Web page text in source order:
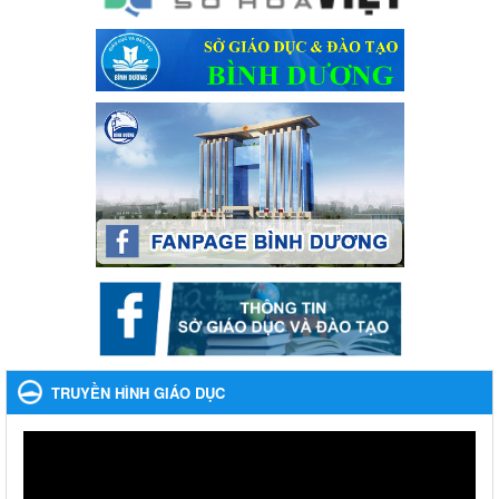
phạm, vi phạm pháp luật liên quan đến hoạt động tổ chức đánh
bạc và đánh bạc
Ngày ban hành: 04/03/2024
Kế hoạch Tổ chức Hội trại truyền thống học sinh thị xã Bến
Cát Lần thứ VIII, năm học 2023-2024
Kế hoạch Tổ chức Hội trại truyền thống học sinh thị xã Bến Cát
Lần thứ VIII, năm học 2023-2024
Ngày ban hành: 28/12/2023
Phối hợp rà soát nhu cầu tiêm vắc xin phòng Covid 19
Phối hợp rà soát nhu cầu tiêm vắc xin phòng Covid 19
Ngày ban hành: 22/11/2023
Phát động, triển khai Cuộc thi " An toàn giao thông cho nụ
cười ngày mai" dành cho học sinh và giáo viên trung học
năm học 2023-2024
Phát động, triển khai Cuộc thi " An toàn giao thông cho nụ cười
TRUYỀN HÌNH GIÁO DỤC